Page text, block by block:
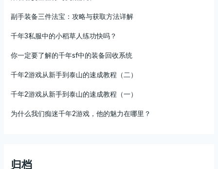
副手装备三件法宝：攻略与获取方法详解
千年3私服中的小稻草人练功快吗？
你一定要了解的千年sf中的装备回收系统
千年2游戏从新手到泰山的速成教程（二）
千年2游戏从新手到泰山的速成教程（一）
为什么我们痴迷千年2游戏，他的魅力在哪里？
归档